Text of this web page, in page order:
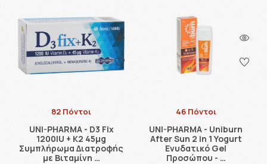
82 Πόντοι
UNI-PHARMA - D3 Fix
1200IU + K2 45μg
Συμπλήρωμα Διατροφής
με Βιταμίνη …
46 Πόντοι
UNI-PHARMA - Uniburn
After Sun 2 in 1 Yogurt
Ενυδατικό Gel
Προσώπου - …